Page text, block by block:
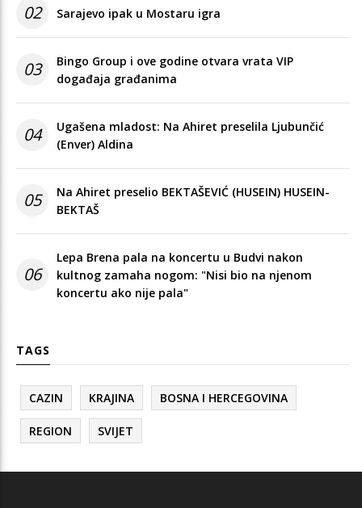
02 Sarajevo ipak u Mostaru igra
03
Bingo Group i ove godine otvara vrata VIP
događaja građanima
04
Ugašena mladost: Na Ahiret preselila Ljubunčić
(Enver) Aldina
05
Na Ahiret preselio BEKTAŠEVIĆ (HUSEIN) HUSEIN-
BEKTAŠ
06
Lepa Brena pala na koncertu u Budvi nakon
kultnog zamaha nogom: "Nisi bio na njenom
koncertu ako nije pala"
TAGS
CAZIN KRAJINA BOSNA I HERCEGOVINA
REGION SVIJET